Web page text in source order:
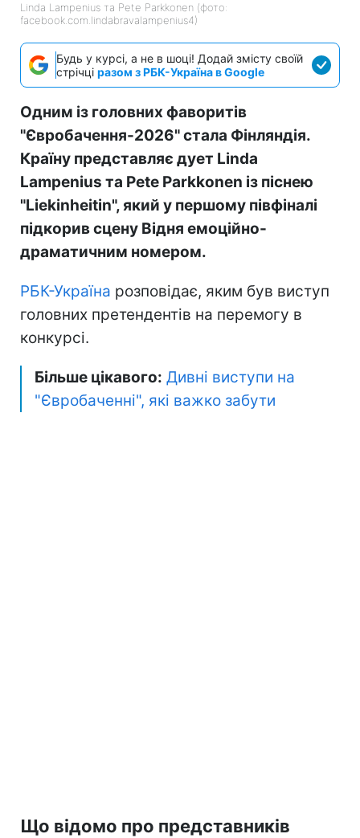
Linda Lampenius та Pete Parkkonen (фото:
facebook.com.lindabravalampenius4)
Будь у курсі, а не в шоці! Додай змісту своїй
стрічці разом з РБК-Україна в Google
Одним із головних фаворитів
"Євробачення-2026" стала Фінляндія.
Країну представляє дует Linda
Lampenius та Pete Parkkonen із піснею
"Liekinheitin", який у першому півфіналі
підкорив сцену Відня емоційно-
драматичним номером.
РБК-Україна розповідає, яким був виступ
головних претендентів на перемогу в
конкурсі.
Більше цікавого: Дивні виступи на
"Євробаченні", які важко забути
Що відомо про представників